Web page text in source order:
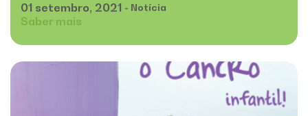
01 setembro, 2021 - Notícia
Saber mais